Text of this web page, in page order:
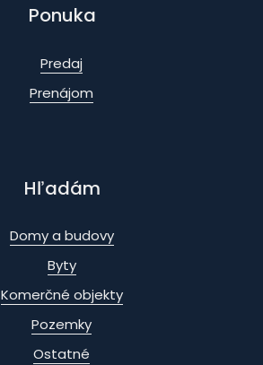
Ponuka
Predaj
Prenájom
Hľadám
Domy a budovy
Byty
Komerčné objekty
Pozemky
Ostatné